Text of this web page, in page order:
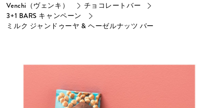
Venchi（ヴェンキ）
チョコレートバー
3+1 BARS キャンペーン
ミルク ジャンドゥーヤ & ヘーゼルナッツ バー